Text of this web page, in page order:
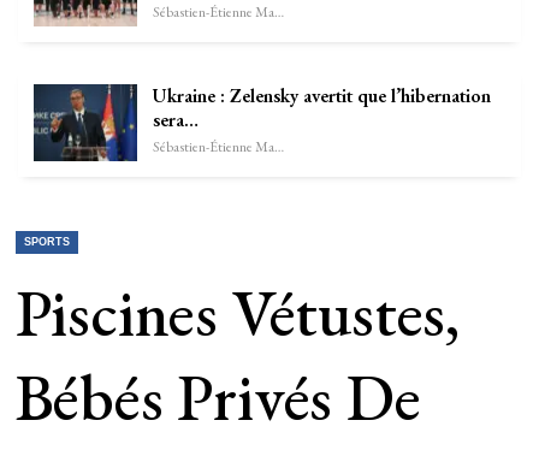
Sébastien-Étienne Marechal
Ukraine : Zelensky avertit que l’hibernation
sera…
Sébastien-Étienne Marechal
SPORTS
Piscines Vétustes,
Bébés Privés De